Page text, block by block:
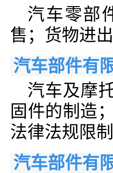
汽车零部
售；货物进
汽车部件有
汽车及摩
固件的制造
法律法规限
汽车部件有